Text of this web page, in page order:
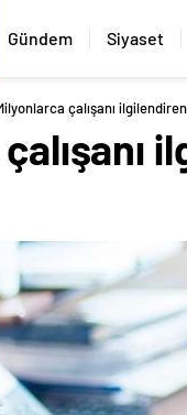
Gündem Siyaset
çalışanı